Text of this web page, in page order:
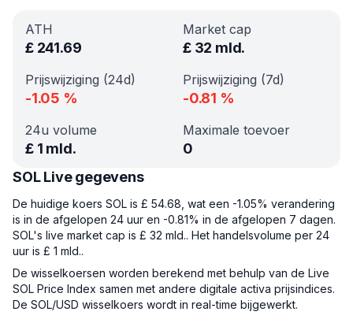
ATH
£ 241.69
Market cap
£ 32 mld.
Prijswijziging (24d)
-1.05 %
Prijswijziging (7d)
-0.81 %
24u volume
£ 1 mld.
Maximale toevoer
0
SOL Live gegevens
De huidige koers SOL is £ 54.68, wat een -1.05% verandering
is in de afgelopen 24 uur en -0.81% in de afgelopen 7 dagen.
SOL's live market cap is £ 32 mld.. Het handelsvolume per 24
uur is £ 1 mld..
De wisselkoersen worden berekend met behulp van de Live
SOL Price Index samen met andere digitale activa prijsindices.
De SOL/USD wisselkoers wordt in real-time bijgewerkt.